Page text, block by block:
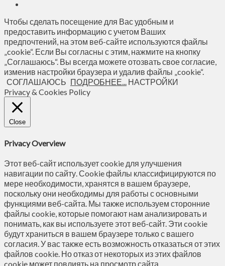
Чтобы сделать посещение для Вас удобным и
предоставить информацию с учетом Ваших
предпочтений, на этом веб-сайте используются файлы
„cookie“. Если Вы согласны с этим, нажмите на кнопку
„Соглашаюсь“. Вы всегда можете отозвать свое согласие,
изменив настройки браузера и удалив файлы „cookie“.
СОГЛАШАЮСЬ ПОДРОБНЕЕ... НАСТРОЙКИ
Privacy & Cookies Policy
Close
Privacy Overview
Этот веб-сайт использует cookie для улучшения
навигации по сайту. Сookie файлы классифицируются по
мере необходимости, хранятся в вашем браузере,
поскольку они необходимы для работы с основными
функциями веб-сайта. Мы также используем сторонние
файлы cookie, которые помогают нам анализировать и
понимать, как вы используете этот веб-сайт. Эти cookie
будут храниться в вашем браузере только с вашего
согласия. У вас также есть возможность отказаться от этих
файлов cookie. Но отказ от некоторых из этих файлов
cookie может повлиять на просмотр сайта.